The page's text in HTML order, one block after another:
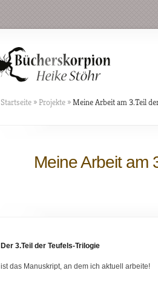
Startseite » Projekte »Meine Arbeit am 3.Teil
Meine Arbeit am
Der 3.Teil der Teufels-Trilogie
ist das Manuskript, an dem ich aktuell arbeite!